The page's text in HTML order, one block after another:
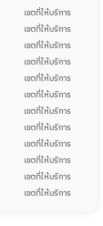
ร้อยยอด
เชียรใหญ่
ชะอวด
ทุ่งใหญ่
ขนอม
ถ้ำพรรณรา
ช้างกลาง
เกาะลันตา
คลองท่อม
ลำทับ
เขตที่ให้บริการ
ตะกั่วทุ่ง
ท้ายเหมือง
เขตที่ให้บริการ
ทุ่งคา
เขตที่ให้บริการ
นดิษฐ์
ดอนสัก
ท่าชนะ
ท่าฉาง
เวียงสระ
วิภาวดี
บ้านดอน
เขตที่ให้บริการ
กระบุรี
เขตที่ให้บริการ
หลังสวน
ทุ่งตะโก
เขตที่ให้บริการ
นาทวี
กระแสสินธุ์
หาดใหญ่
นาหม่อม
สิงหนคร
ศบาลตำบลสำนักขาม
เขตที่ให้บริการ
ควนกาหลง
ท่าแพ
มะนัง
เขตที่ให้บริการ
ย่านตาขาว
ปะเหลียน
วังวิเศษ
นาโยง
สำราญ
เขตที่ให้บริการ
เขาชัยสน
ตะโหมด
ศรีบรรพต
ป่าบอน
ศรีนครินทร์
เขตที่ให้บริการ
หนองจิก
ทุ่งยางแดง
สายบุรี
เขตที่ให้บริการ
บันนังสตา
ธารโต
เขตที่ให้บริการ